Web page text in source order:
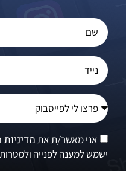
אני מאשר/ת את
ישמש למענה לפנייה